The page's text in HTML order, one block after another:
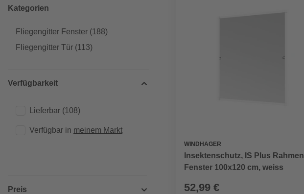
Kategorien
Fliegengitter Fenster (188)
Fliegengitter Tür (113)
Verfügbarkeit
Lieferbar (108)
Verfügbar in meinem Markt
Preis
WINDHAGER
Insektenschutz, IS Plus Rahmen
Fenster 100x120 cm, weiss
52,99 €